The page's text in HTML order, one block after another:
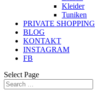
Kleider
Tuniken
PRIVATE SHOPPING
BLOG
KONTAKT
INSTAGRAM
FB
Select Page